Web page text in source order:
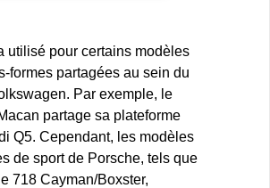
utilisé pour certains modèles
formes partagées au sein du
Par exemple, le
partage sa plateforme
Q5. Cependant, les modèles
de sport de Porsche, tels que
718 Cayman/Boxster,